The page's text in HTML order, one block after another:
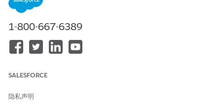
User-Agent: Paw/2.2.2 (Macintosh; OS X/10.10.4)
{"InclusionTags":["Hiking"],
"MessageText":"Hiking Only Message"}
Marketing Cloud Engagement API References
1-800-667-6389
SALESFORCE
隐私声明